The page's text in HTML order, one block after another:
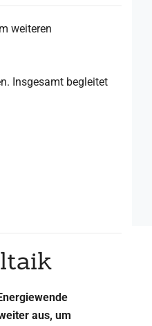
weiteren
Insgesamt begleitet
aus, um